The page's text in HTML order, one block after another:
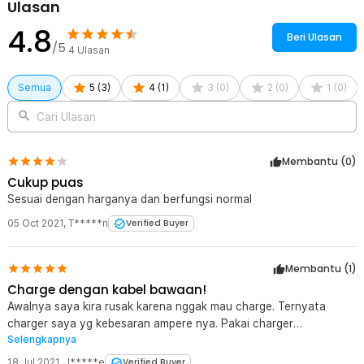
1 x Kabel USB Type C
1 x Panduan Penggunaan
Ulasan
4.8/5 4 Ulasan
Beri Ulasan
Semua 5 (3) 4 (1 ) 3 (0) 2 (0) 1 (0)
Cari Ulasan
Membantu (0)
Cukup puas
Sesuai dengan harganya dan berfungsi normal
05 Oct 2021, T*****n Verified Buyer
Membantu (1)
Charge dengan kabel bawaan!
Awalnya saya kira rusak karena nggak mau charge. Ternyata
charger saya yg kebesaran ampere nya. Pakai charger
500mAh/0.5Ah saja agar mau ngecharge. Agak kecewa karena
akurasi gambar produk ternyata tidak polos seperti pada gambar.
Selengkapnya